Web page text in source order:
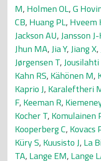
M, Holmen OL,G
CB, Huang PL, Hveem
Jackson AU,Jansson
Jhun MA,Jia Y,Jiang X,
Jørgensen T,Jousilahti
Kahn RS, Kähönen M,
Kaprio J, Karaleftheri
F, Keeman R,
Kocher T, Komulainen
Kooperberg C, Kovacs
Küry S, Kuusisto J, La
TA, Lange EM, Lange